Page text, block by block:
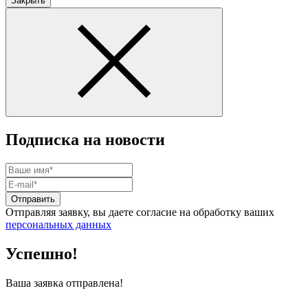
Подписка на новости
Отправить
Отправляя заявку, вы даете согласие на обработку ваших
персональных данных
Успешно!
Ваша заявка отправлена!